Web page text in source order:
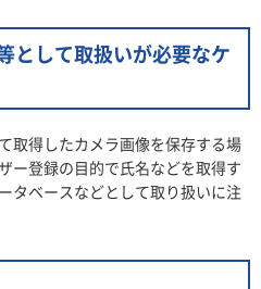
として取扱いが必要なケ
取得したカメラ画像を保存する場
ー登録の目的で氏名などを取得す
タベースなどとして取り扱いに注